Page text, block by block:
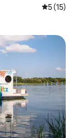
平均评分
5 (15)